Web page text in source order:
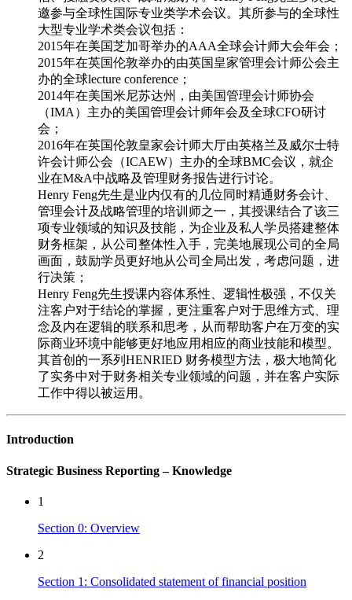
邀参与全球性国际专业类学术会议。其所参与的全球性
大型专业学术类会议包括：
2015年在美国芝加哥举办的AAA全球会计师大会年会；
2015年在英国伦敦举办的由英国皇家管理会计师公会主
办的全球lecture conference；
2014年在美国米尼苏达州，由美国管理会计师协会
（IMA）主办的美国管理会计师年会及全球CFO研讨
会；
2016年在英国伦敦皇家会计师大厅由英格兰及威尔士特
许会计师公会（ICAEW）主办的全球BMC会议，就企
业在M&A中战略及管理财务报告进行讨论。
Henry Feng先生是业内仅有的几位同时精通财务会计、
管理会计及战略管理的培训师之一，其授课结合了该三
项专业领域的知识及技能，为企业及私人学员搭建整体
财务框架，从公司整体性入手，完美地展现公司的全局
画面，鼓励学员更好地从公司全局出发，考虑问题，进
行决策；
Henry Feng先生授课内容体系性、逻辑性极强，不仅关
注客户对于结论的掌握，更注重客户对于思维方式、理
念及内在逻辑的联系和思考，从而帮助客户在万变的实
际商业环境中能够更好地应用相应的商业技能和模型。
其首创的一系列HENRIED 财务模型方法，极大地简化
了实务中对于财务相关专业领域的问题，并在客户实际
工作中得以被运用。
Introduction
Strategic Business Reporting – Knowledge
1
Section 0: Overview
2
Section 1: Consolidated statement of financial position